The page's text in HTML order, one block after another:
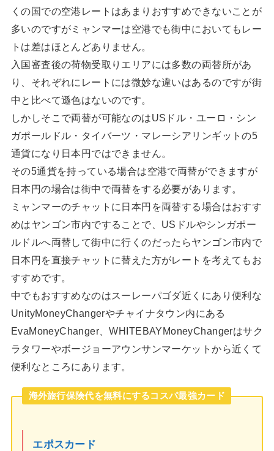
くの国での空港レートはあまりおすすめできないことが
多いのですがミャンマーは空港でも街中においてもレー
トは差はほとんどありません。
入国審査後の荷物受取りエリアには多数の両替所があ
り、それぞれにレートには微妙な違いはあるのですが街
中と比べて遜色はないのです。
しかしそこで両替が可能なのはUSドル・ユーロ・シン
ガポールドル・タイバーツ・マレーシアリンギットの5
通貨になり日本円ではできません。
その5通貨を持っている場合は空港で両替ができますが
日本円の場合は街中で両替をする必要があります。
ミャンマーのチャットに日本円を両替する場合はおすす
めはヤンゴン市内ですることで、USドルやシンガポー
ルドルへ両替して街中に行くのだったらヤンゴン市内で
日本円を直接チャットに替えた方がレートを考えてもお
すすめです。
中でもおすすめなのはスーレーパゴダ近くにあり便利な
UnityMoneyChangerやチャイナタウン内にある
EvaMoneyChanger、WHITEBAYMoneyChangerはサク
ラタワーやボージョーアウンサンマーケットから近くて
便利なところにあります。
海外旅行保険代を無料にするコスパ最強カード
エポスカード